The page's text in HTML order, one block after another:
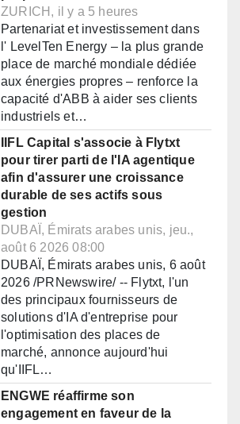
ZURICH, il y a 5 heures
Partenariat et investissement dans
l' LevelTen Energy – la plus grande
place de marché mondiale dédiée
aux énergies propres – renforce la
capacité d'ABB à aider ses clients
industriels et…
IIFL Capital s'associe à Flytxt
pour tirer parti de l'IA agentique
afin d'assurer une croissance
durable de ses actifs sous
gestion
DUBAÏ, Émirats arabes unis, jeu.,
août 6 2026 08:00
DUBAÏ, Émirats arabes unis, 6 août
2026 /PRNewswire/ -- Flytxt, l'un
des principaux fournisseurs de
solutions d'IA d'entreprise pour
l'optimisation des places de
marché, annonce aujourd'hui
qu'IIFL…
ENGWE réaffirme son
engagement en faveur de la